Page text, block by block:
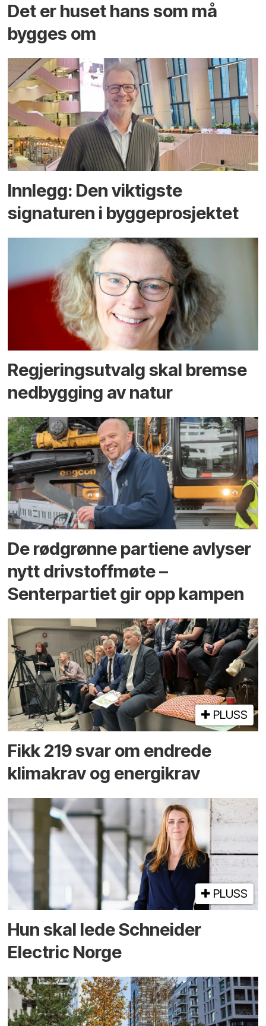
Det er huset hans som må
bygges om
Innlegg: Den viktigste
signaturen i bygge­­prosjektet
Regjerings­utvalg skal bremse
ned­bygging av natur
De rødgrønne partiene avlyser
nytt drivstoffmøte –
Senterpartiet gir opp kampen
PLUSS
Fikk 219 svar om endrede
klimakrav og energikrav
PLUSS
Hun skal lede Schneider
Electric Norge